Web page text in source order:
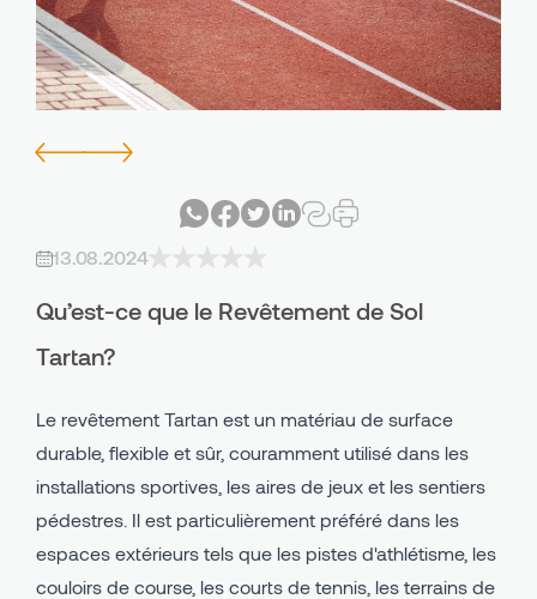
Avind IN - Système d'intérieur en PU
Avind MW - Système Extérieur en PU
Avind CC - Terre Battue
Avind PU Classeur
Avind EPDM
Avind SBR
Piste Cyclable et Piétonne
Cours de Récréation
Zones Industrielles
Domaines Utilisation
13.08.2024
Qu’est-ce que le Revêtement de Sol
Tartan?
Le revêtement Tartan est un matériau de surface
durable, flexible et sûr, couramment utilisé dans les
installations sportives, les aires de jeux et les sentiers
pédestres. Il est particulièrement préféré dans les
espaces extérieurs tels que les pistes d'athlétisme, les
couloirs de course, les courts de tennis, les terrains de